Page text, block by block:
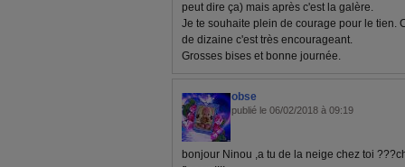
peut dire ça) mais après c'est la galère.
Je te souhaite plein de courage pour le tien.
de dizaine c'est très encourageant.
Grosses bises et bonne journée.
obse
publié le 06/02/2018 à 09:19
bonjour Ninou ,a tu de la neige chez toi